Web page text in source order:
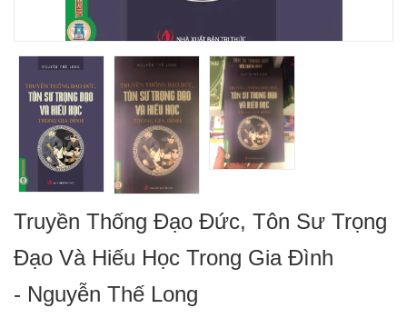
Truyền Thống Đạo Đức, Tôn Sư Trọng
Đạo Và Hiếu Học Trong Gia Đình
- Nguyễn Thế Long